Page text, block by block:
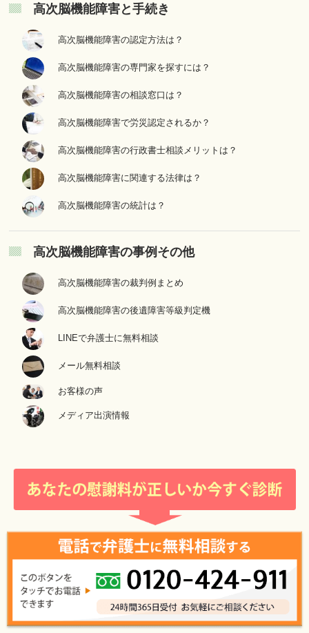
高次脳機能障害と手続き
高次脳機能障害の認定方法は？
高次脳機能障害の専門家を探すには？
高次脳機能障害の相談窓口は？
高次脳機能障害で労災認定されるか？
高次脳機能障害の行政書士相談メリットは？
高次脳機能障害に関連する法律は？
高次脳機能障害の統計は？
高次脳機能障害の事例その他
高次脳機能障害の裁判例まとめ
高次脳機能障害の後遺障害等級判定機
LINEで弁護士に無料相談
メール無料相談
お客様の声
メディア出演情報